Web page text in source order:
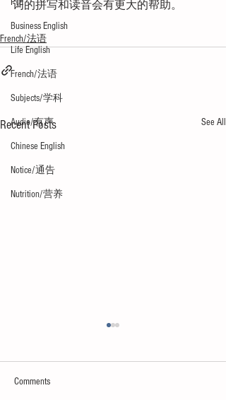
Business English
Life English
French/法语
Subjects/学科
Audio/有声
Chinese English
Notice/通告
Nutrition/营养
词的拼写和读音会有更大的帮助。
French/法语
Recent Posts See All
Comments